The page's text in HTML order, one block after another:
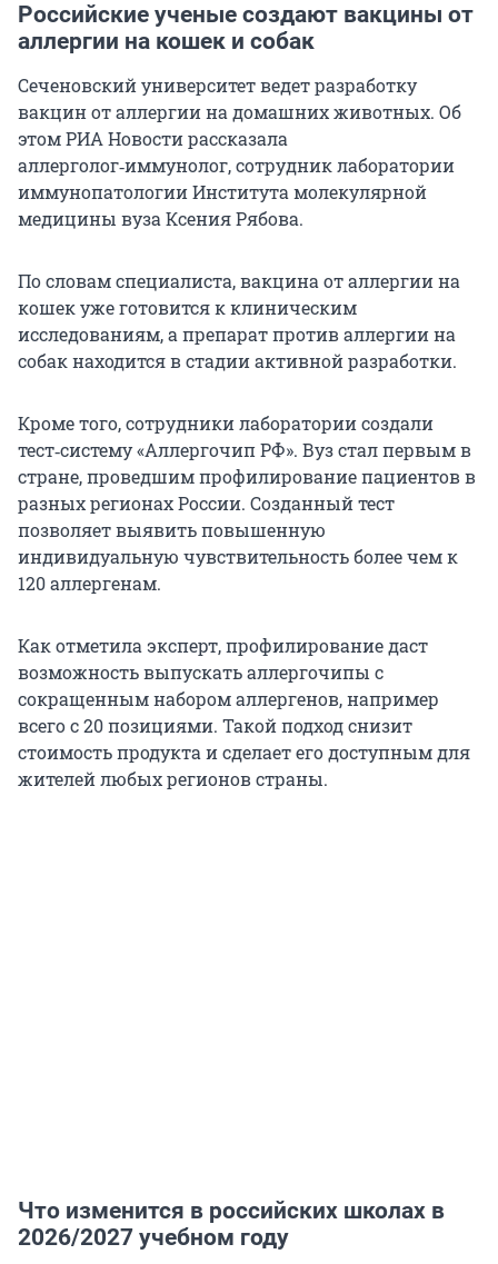
Российские ученые создают вакцины от
аллергии на кошек и собак
Сеченовский университет ведет разработку
вакцин от аллергии на домашних животных. Об
этом РИА Новости рассказала
аллерголог‑иммунолог, сотрудник лаборатории
иммунопатологии Института молекулярной
медицины вуза Ксения Рябова.
По словам специалиста, вакцина от аллергии на
кошек уже готовится к клиническим
исследованиям, а препарат против аллергии на
собак находится в стадии активной разработки.
Кроме того, сотрудники лаборатории создали
тест‑систему «Аллергочип РФ». Вуз стал первым в
стране, проведшим профилирование пациентов в
разных регионах России. Созданный тест
позволяет выявить повышенную
индивидуальную чувствительность более чем к
120 аллергенам.
Как отметила эксперт, профилирование даст
возможность выпускать аллергочипы с
сокращенным набором аллергенов, например
всего с 20 позициями. Такой подход снизит
стоимость продукта и сделает его доступным для
жителей любых регионов страны.
Что изменится в российских школах в
2026/2027 учебном году